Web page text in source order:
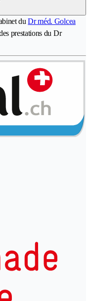
duDr méd. Golcea
prestations du Dr